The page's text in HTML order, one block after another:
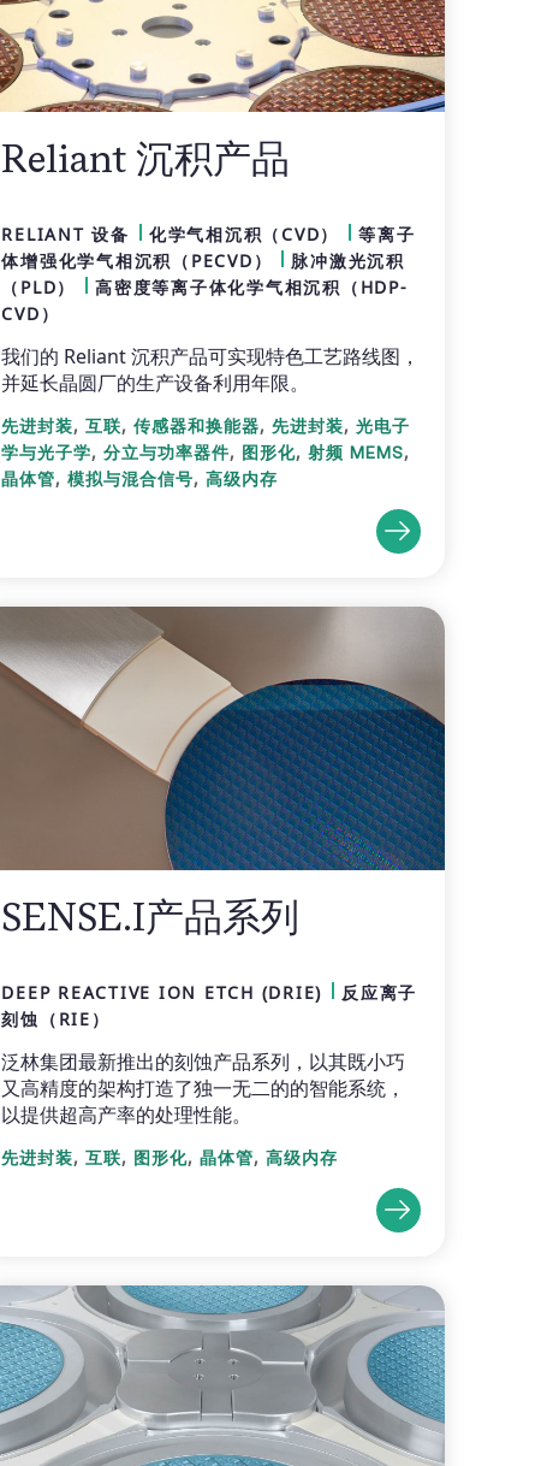
Reliant 沉积产品
RELIANT 设备 化学气相沉积（CVD）
等离子
体增强化学气相沉积（PECVD）
脉冲激光沉积
（PLD）
高密度等离子体化学气相沉积（HDP-
CVD）
我们的 Reliant 沉积产品可实现特色工艺路线图，
并延长晶圆厂的生产设备利用年限。
先进封装,互联,传感器和换能器,先进封装,光电子
学与光子学,分立与功率器件, 图形化,射频 MEMS,
晶体管,模拟与混合信号,高级内存
SENSE.I产品系列
DEEP REACTIVE ION ETCH (DRIE)
反应离子
刻蚀（RIE）
泛林集团最新推出的刻蚀产品系列，以其既小巧
又高精度的架构打造了独一无二的的智能系统，
以提供超高产率的处理性能。
先进封装,互联, 图形化,晶体管,高级内存